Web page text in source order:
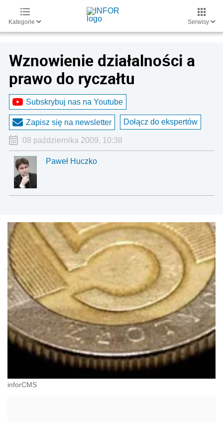
Kategorie Serwisy
Wznowienie działalności a
prawo do ryczałtu
Subskrybuj nas na Youtube
Zapisz się na newsletter Dołącz do ekspertów
08 października 2009, 10:38
Paweł Huczko
inforCMS